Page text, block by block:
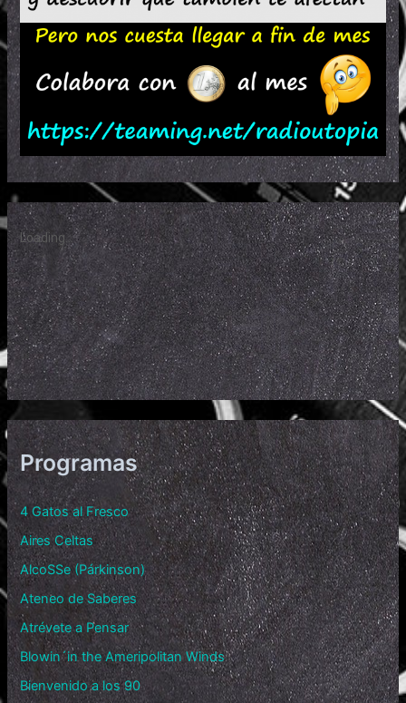
Programas
4 Gatos al Fresco
Aires Celtas
AlcoSSe (Párkinson)
Ateneo de Saberes
Atrévete a Pensar
Blowin´in the Ameripolitan Winds
Bienvenido a los 90